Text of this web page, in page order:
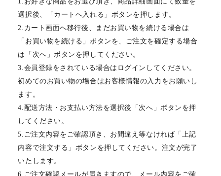
選択後、「カートへ入れる」ボタンを押します。
2.カート画面へ移行後、まだお買い物を続ける場合は
「お買い物を続ける」ボタンを、ご注文を確定する場合
は「次へ」ボタンを押してください。
3.会員登録をされている場合はログインしてください。
初めてのお買い物の場合はお客様情報の入力をお願いし
ます。
4.配送方法・お支払い方法を選択後「次へ」ボタンを押
してください。
5.ご注文内容をご確認頂き、お間違え等なければ「上記
内容で注文する」ボタンを押してください。注文が完了
いたします。
6.ご注文確認メールが届きますので、メール内容をご確